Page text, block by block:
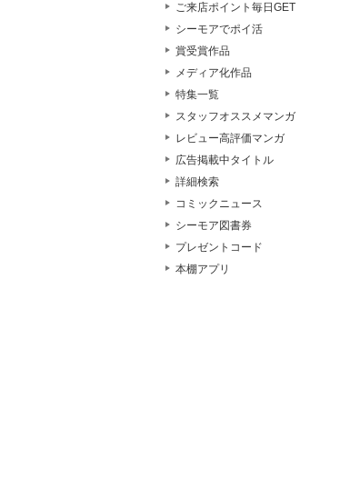
ご来店ポイント毎日GET
シーモアでポイ活
賞受賞作品
メディア化作品
特集一覧
スタッフオススメマンガ
レビュー高評価マンガ
広告掲載中タイトル
詳細検索
コミックニュース
シーモア図書券
プレゼントコード
本棚アプリ